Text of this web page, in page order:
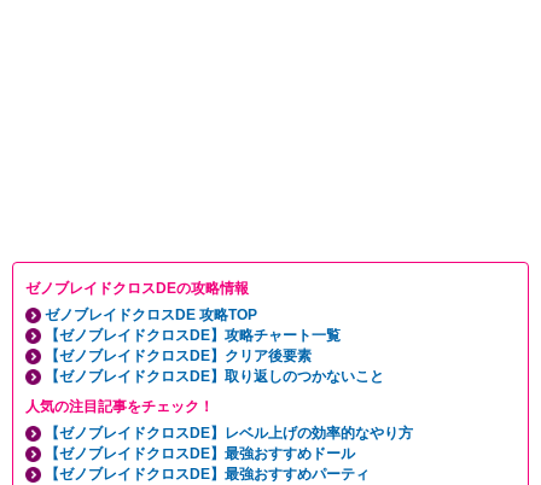
ゼノブレイドクロスDEの攻略情報
ゼノブレイドクロスDE 攻略TOP
【ゼノブレイドクロスDE】攻略チャート一覧
【ゼノブレイドクロスDE】クリア後要素
【ゼノブレイドクロスDE】取り返しのつかないこと
人気の注目記事をチェック！
【ゼノブレイドクロスDE】レベル上げの効率的なやり方
【ゼノブレイドクロスDE】最強おすすめドール
【ゼノブレイドクロスDE】最強おすすめパーティ